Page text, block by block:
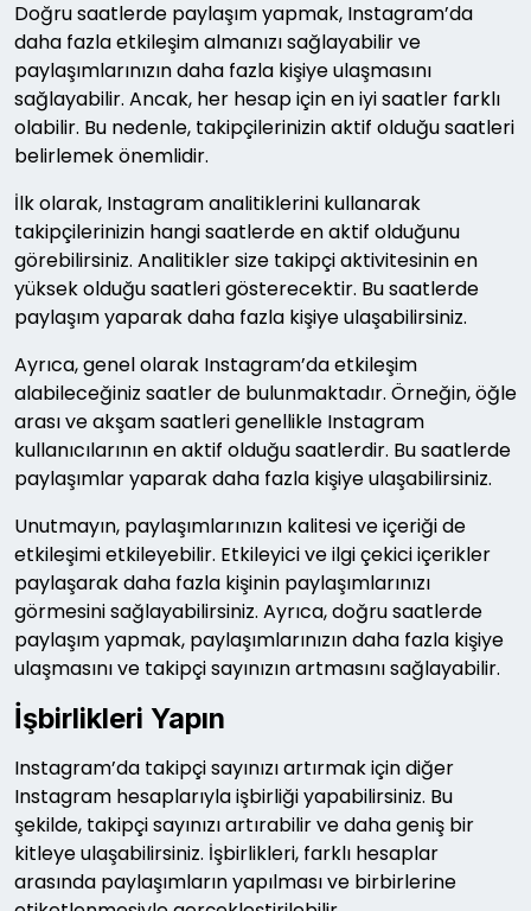
Doğru saatlerde paylaşım yapmak, Instagram’da
daha fazla etkileşim almanızı sağlayabilir ve
paylaşımlarınızın daha fazla kişiye ulaşmasını
sağlayabilir. Ancak, her hesap için en iyi saatler farklı
olabilir. Bu nedenle, takipçilerinizin aktif olduğu saatleri
belirlemek önemlidir.
İlk olarak, Instagram analitiklerini kullanarak
takipçilerinizin hangi saatlerde en aktif olduğunu
görebilirsiniz. Analitikler size takipçi aktivitesinin en
yüksek olduğu saatleri gösterecektir. Bu saatlerde
paylaşım yaparak daha fazla kişiye ulaşabilirsiniz.
Ayrıca, genel olarak Instagram’da etkileşim
alabileceğiniz saatler de bulunmaktadır. Örneğin, öğle
arası ve akşam saatleri genellikle Instagram
kullanıcılarının en aktif olduğu saatlerdir. Bu saatlerde
paylaşımlar yaparak daha fazla kişiye ulaşabilirsiniz.
Unutmayın, paylaşımlarınızın kalitesi ve içeriği de
etkileşimi etkileyebilir. Etkileyici ve ilgi çekici içerikler
paylaşarak daha fazla kişinin paylaşımlarınızı
görmesini sağlayabilirsiniz. Ayrıca, doğru saatlerde
paylaşım yapmak, paylaşımlarınızın daha fazla kişiye
ulaşmasını ve takipçi sayınızın artmasını sağlayabilir.
İşbirlikleri Yapın
Instagram’da takipçi sayınızı artırmak için diğer
Instagram hesaplarıyla işbirliği yapabilirsiniz. Bu
şekilde, takipçi sayınızı artırabilir ve daha geniş bir
kitleye ulaşabilirsiniz. İşbirlikleri, farklı hesaplar
arasında paylaşımların yapılması ve birbirlerine